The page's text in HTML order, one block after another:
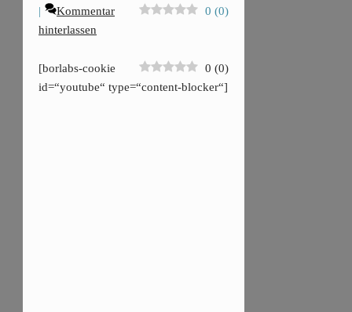
0 (0)
Kommentar
hinterlassen
0 (0)
[borlabs-cookie
id=“youtube“ type=“content-blocker“]